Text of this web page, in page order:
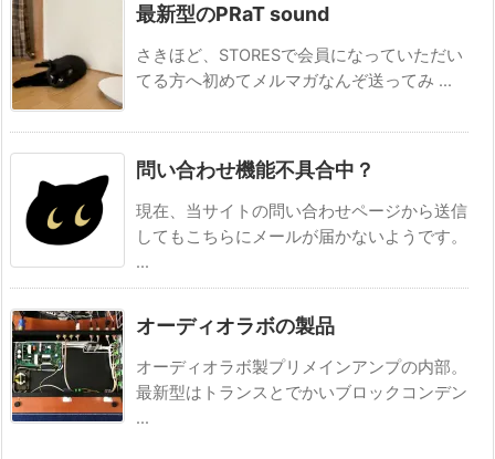
最新型のPRaT sound
さきほど、STORESで会員になっていただい
てる方へ初めてメルマガなんぞ送ってみ ...
問い合わせ機能不具合中？
現在、当サイトの問い合わせページから送信
してもこちらにメールが届かないようです。
...
オーディオラボの製品
オーディオラボ製プリメインアンプの内部。
最新型はトランスとでかいブロックコンデン
...